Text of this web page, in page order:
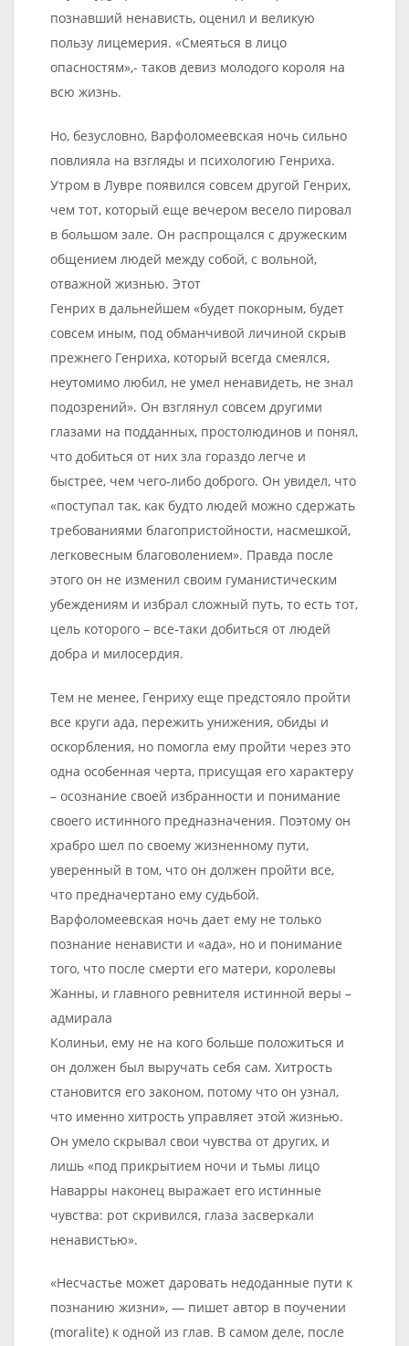
познавший ненависть, оценил и великую
пользу лицемерия. «Смеяться в лицо
опасностям»,- таков девиз молодого короля на
всю жизнь.
Но, безусловно, Варфоломеевская ночь сильно
повлияла на взгляды и психологию Генриха.
Утром в Лувре появился совсем другой Генрих,
чем тот, который еще вечером весело пировал
в большом зале. Он распрощался с дружеским
общением людей между собой, с вольной,
отважной жизнью. Этот
Генрих в дальнейшем «будет покорным, будет
совсем иным, под обманчивой личиной скрыв
прежнего Генриха, который всегда смеялся,
неутомимо любил, не умел ненавидеть, не знал
подозрений». Он взглянул совсем другими
глазами на подданных, простолюдинов и понял,
что добиться от них зла гораздо легче и
быстрее, чем чего-либо доброго. Он увидел, что
«поступал так, как будто людей можно сдержать
требованиями благопристойности, насмешкой,
легковесным благоволением». Правда после
этого он не изменил своим гуманистическим
убеждениям и избрал сложный путь, то есть тот,
цель которого – все-таки добиться от людей
добра и милосердия.
Тем не менее, Генриху еще предстояло пройти
все круги ада, пережить унижения, обиды и
оскорбления, но помогла ему пройти через это
одна особенная черта, присущая его характеру
– осознание своей избранности и понимание
своего истинного предназначения. Поэтому он
храбро шел по своему жизненному пути,
уверенный в том, что он должен пройти все,
что предначертано ему судьбой.
Варфоломеевская ночь дает ему не только
познание ненависти и «ада», но и понимание
того, что после смерти его матери, королевы
Жанны, и главного ревнителя истинной веры –
адмирала
Колиньи, ему не на кого больше положиться и
он должен был выручать себя сам. Хитрость
становится его законом, потому что он узнал,
что именно хитрость управляет этой жизнью.
Он умело скрывал свои чувства от других, и
лишь «под прикрытием ночи и тьмы лицо
Наварры наконец выражает его истинные
чувства: рот скривился, глаза засверкали
ненавистью».
«Несчастье может даровать недоданные пути к
познанию жизни», — пишет автор в поучении
(moralite) к одной из глав. В самом деле, после